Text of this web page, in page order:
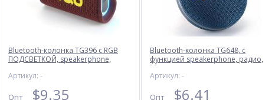
Bluetooth-колонка TG396 с RGB
ПОДСВЕТКОЙ, speakerphone,
Артикул: -
Опт $9.35
Bluetooth-колонка TG648, c
функцией speakerphone, радио,
blue
Артикул: -
Опт $6.41